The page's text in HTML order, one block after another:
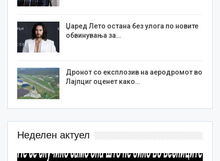
Џаред Лето остана без улога по новите
обвинувања за…
Дронот со експлозив на аеродромот во
Лајпциг оценет како…
Неделен актуел